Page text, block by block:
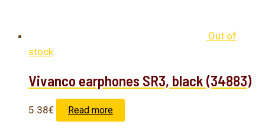
Out of
stock
Vivanco earphones SR3, black (34883)
5.38€ Read more